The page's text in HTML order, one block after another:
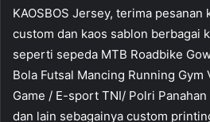
KAOSBOS Jersey, terima
custom dan kaos sablon berbagai
seperti sepeda MTB Roadbike
Bola Futsal Mancing Running
Game / E-sport TNI/ Polri
dan lain sebagainya custom